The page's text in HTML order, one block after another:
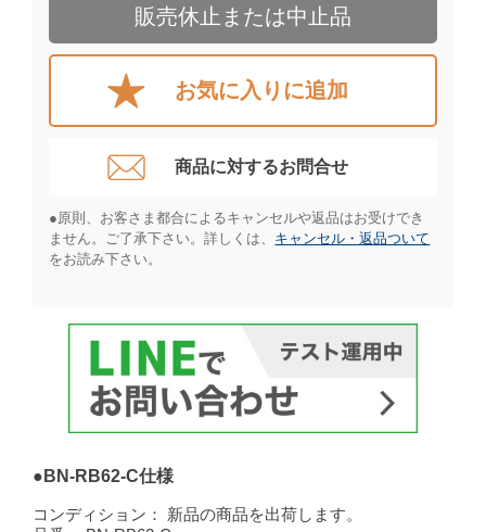
販売休止または中止品
お気に入りに追加
商品に対するお問合せ​
●原則、お客さま都合によるキャンセルや返品はお受けでき
ません。ご了承下さい。詳しくは、 キャンセル・返品ついて
をお読み下さい。​
●BN-RB62-C仕様
コンディション：
新品の商品を出荷します。